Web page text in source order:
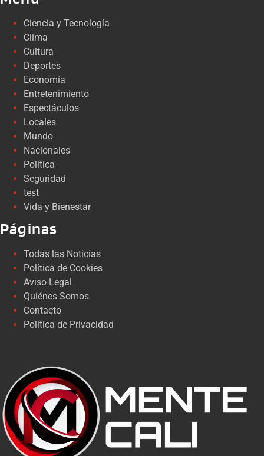
Ciencia y Tecnología
Clima
Cultura
Deportes
Economía
Entretenimiento
Espectáculos
Locales
Mundo
Nacionales
Política
Seguridad
test
Vida y Bienestar
Páginas
Todas las Noticias
Política de Cookies
Aviso Legal
Quiénes Somos
Contacto
Política de Privacidad